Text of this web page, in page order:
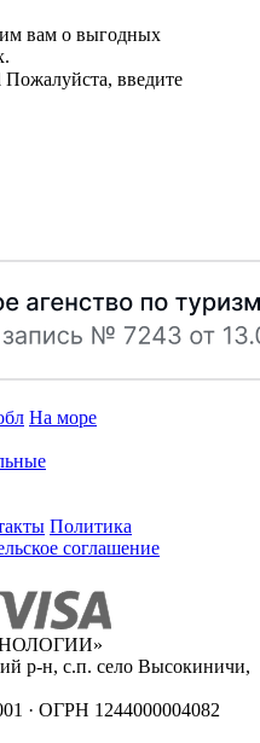
вам о выгодных
Пожалуйста, введите
На море
Политика
соглашение
р-н, с.п. село Высокиничи,
· ОГРН 1244000004082